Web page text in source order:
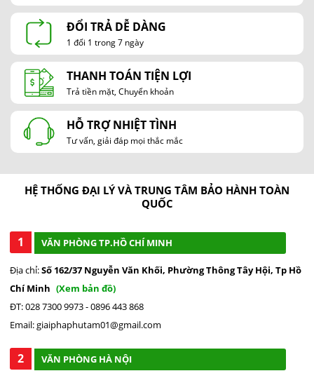
ĐỔI TRẢ DỄ DÀNG
1 đổi 1 trong 7 ngày
THANH TOÁN TIỆN LỢI
Trả tiền mặt, Chuyển khoản
HỖ TRỢ NHIỆT TÌNH
Tư vấn, giải đáp mọi thắc mắc
HỆ THỐNG ĐẠI LÝ VÀ TRUNG TÂM BẢO HÀNH TOÀN
QUỐC
1 VĂN PHÒNG TP.HỒ CHÍ MINH
Địa chỉ:Số 162/37 Nguyễn Văn Khối, Phường Thông Tây Hội, Tp Hồ
Chí Minh (Xem bản đồ)
ĐT: 028 7300 9973 - 0896 443 868
Email: giaiphaphutam01@gmail.com
2 VĂN PHÒNG HÀ NỘI